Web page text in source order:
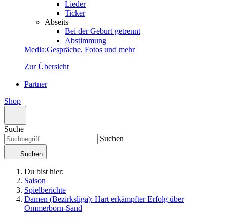
Lieder
Ticker
Abseits
Bei der Geburt getrennt
Abstimmung
Media:Gespräche, Fotos und mehr
Zur Übersicht
Partner
Shop
Suche
Suchen
Suchen
Du bist hier:
Saison
Spielberichte
Damen (Bezirksliga): Hart erkämpfter Erfolg über
Ommerborn-Sand